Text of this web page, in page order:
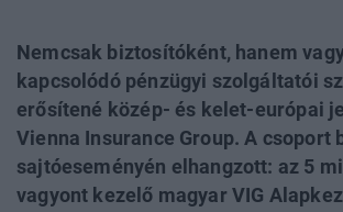
Nemcsak biztosítóként, hanem
kapcsolódó pénzügyi szolgáltatói
erősítené közép- és kelet-európai
Vienna Insurance Group. A csoport
sajtóeseményén elhangzott: az 5
vagyont kezelő magyar VIG